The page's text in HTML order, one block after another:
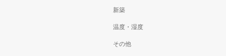
新築
温度・湿度
その他